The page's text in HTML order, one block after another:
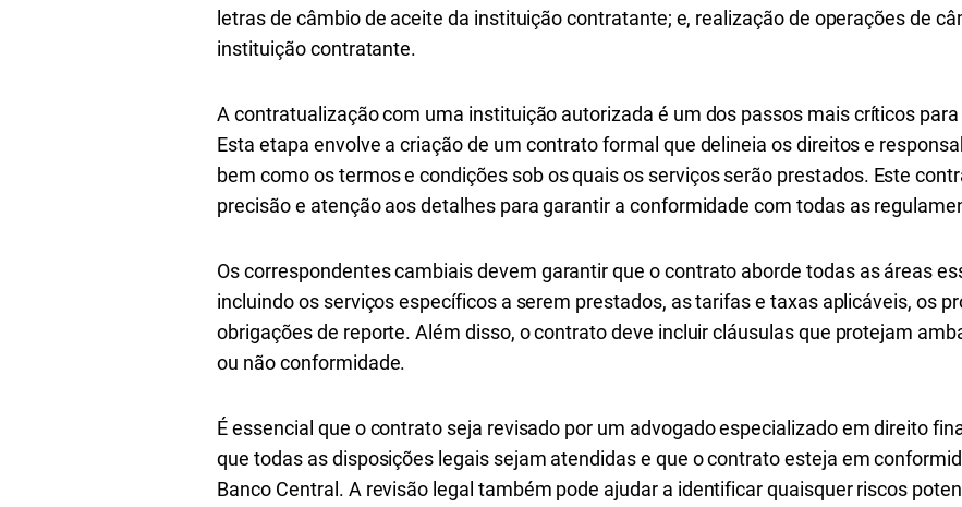
letras de câmbio de aceite da instituição contratante; e, realização de operações de
instituição contratante.
A contratualização com uma instituição autorizada é um dos passos mais críticos
Esta etapa envolve a criação de um contrato formal que delineia os direitos e
bem como os termos e condições sob os quais os serviços serão prestados. Este
precisão e atenção aos detalhes para garantir a conformidade com todas as
Os correspondentes cambiais devem garantir que o contrato aborde todas as áreas
incluindo os serviços específicos a serem prestados, as tarifas e taxas aplicáveis, os
obrigações de reporte. Além disso, o contrato deve incluir cláusulas que protejam
ou não conformidade.
É essencial que o contrato seja revisado por um advogado especializado em direito
que todas as disposições legais sejam atendidas e que o contrato esteja em
Banco Central. A revisão legal também pode ajudar a identificar quaisquer riscos